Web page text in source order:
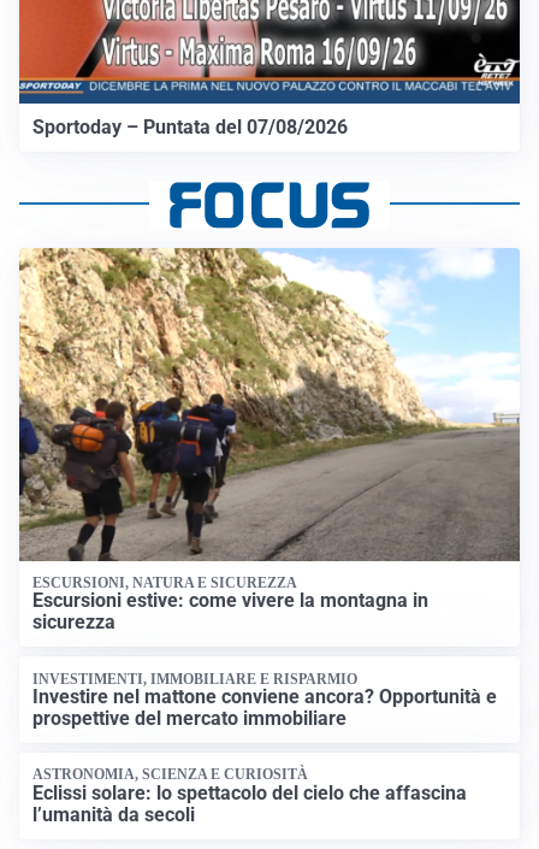
Sportoday – Puntata del 07/08/2026
ESCURSIONI, NATURA E SICUREZZA
Escursioni estive: come vivere la montagna in
sicurezza
INVESTIMENTI, IMMOBILIARE E RISPARMIO
Investire nel mattone conviene ancora? Opportunità e
prospettive del mercato immobiliare
ASTRONOMIA, SCIENZA E CURIOSITÀ
Eclissi solare: lo spettacolo del cielo che affascina
l’umanità da secoli